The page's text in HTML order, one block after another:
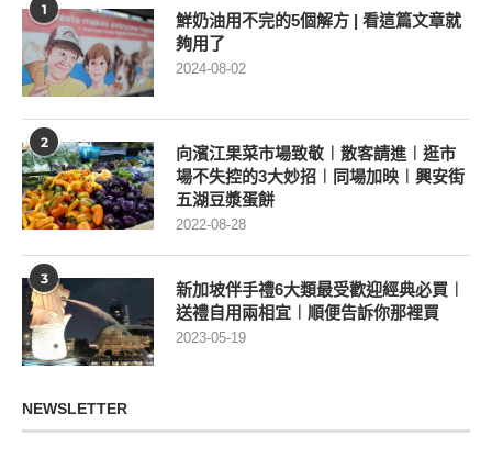
1
鮮奶油用不完的5個解方 | 看這篇文章就
夠用了
2024-08-02
2
向濱江果菜市場致敬︱散客請進︱逛市
場不失控的3大妙招︱同場加映︱興安街
五湖豆漿蛋餅
2022-08-28
3
新加坡伴手禮6大類最受歡迎經典必買︱
送禮自用兩相宜︱順便告訴你那裡買
2023-05-19
NEWSLETTER